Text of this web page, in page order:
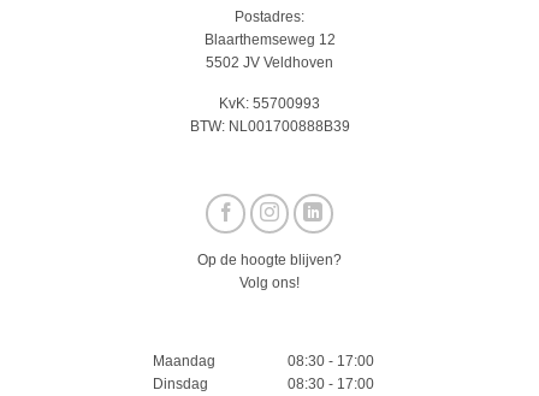
Postadres:
Blaarthemseweg 12
5502 JV Veldhoven
KvK: 55700993
BTW: NL001700888B39
Op de hoogte blijven?
Volg ons!
Maandag
Dinsdag
08:30 - 17:00
08:30 - 17:00